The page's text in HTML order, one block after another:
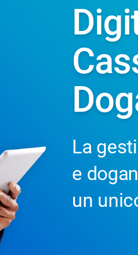
La
e
un